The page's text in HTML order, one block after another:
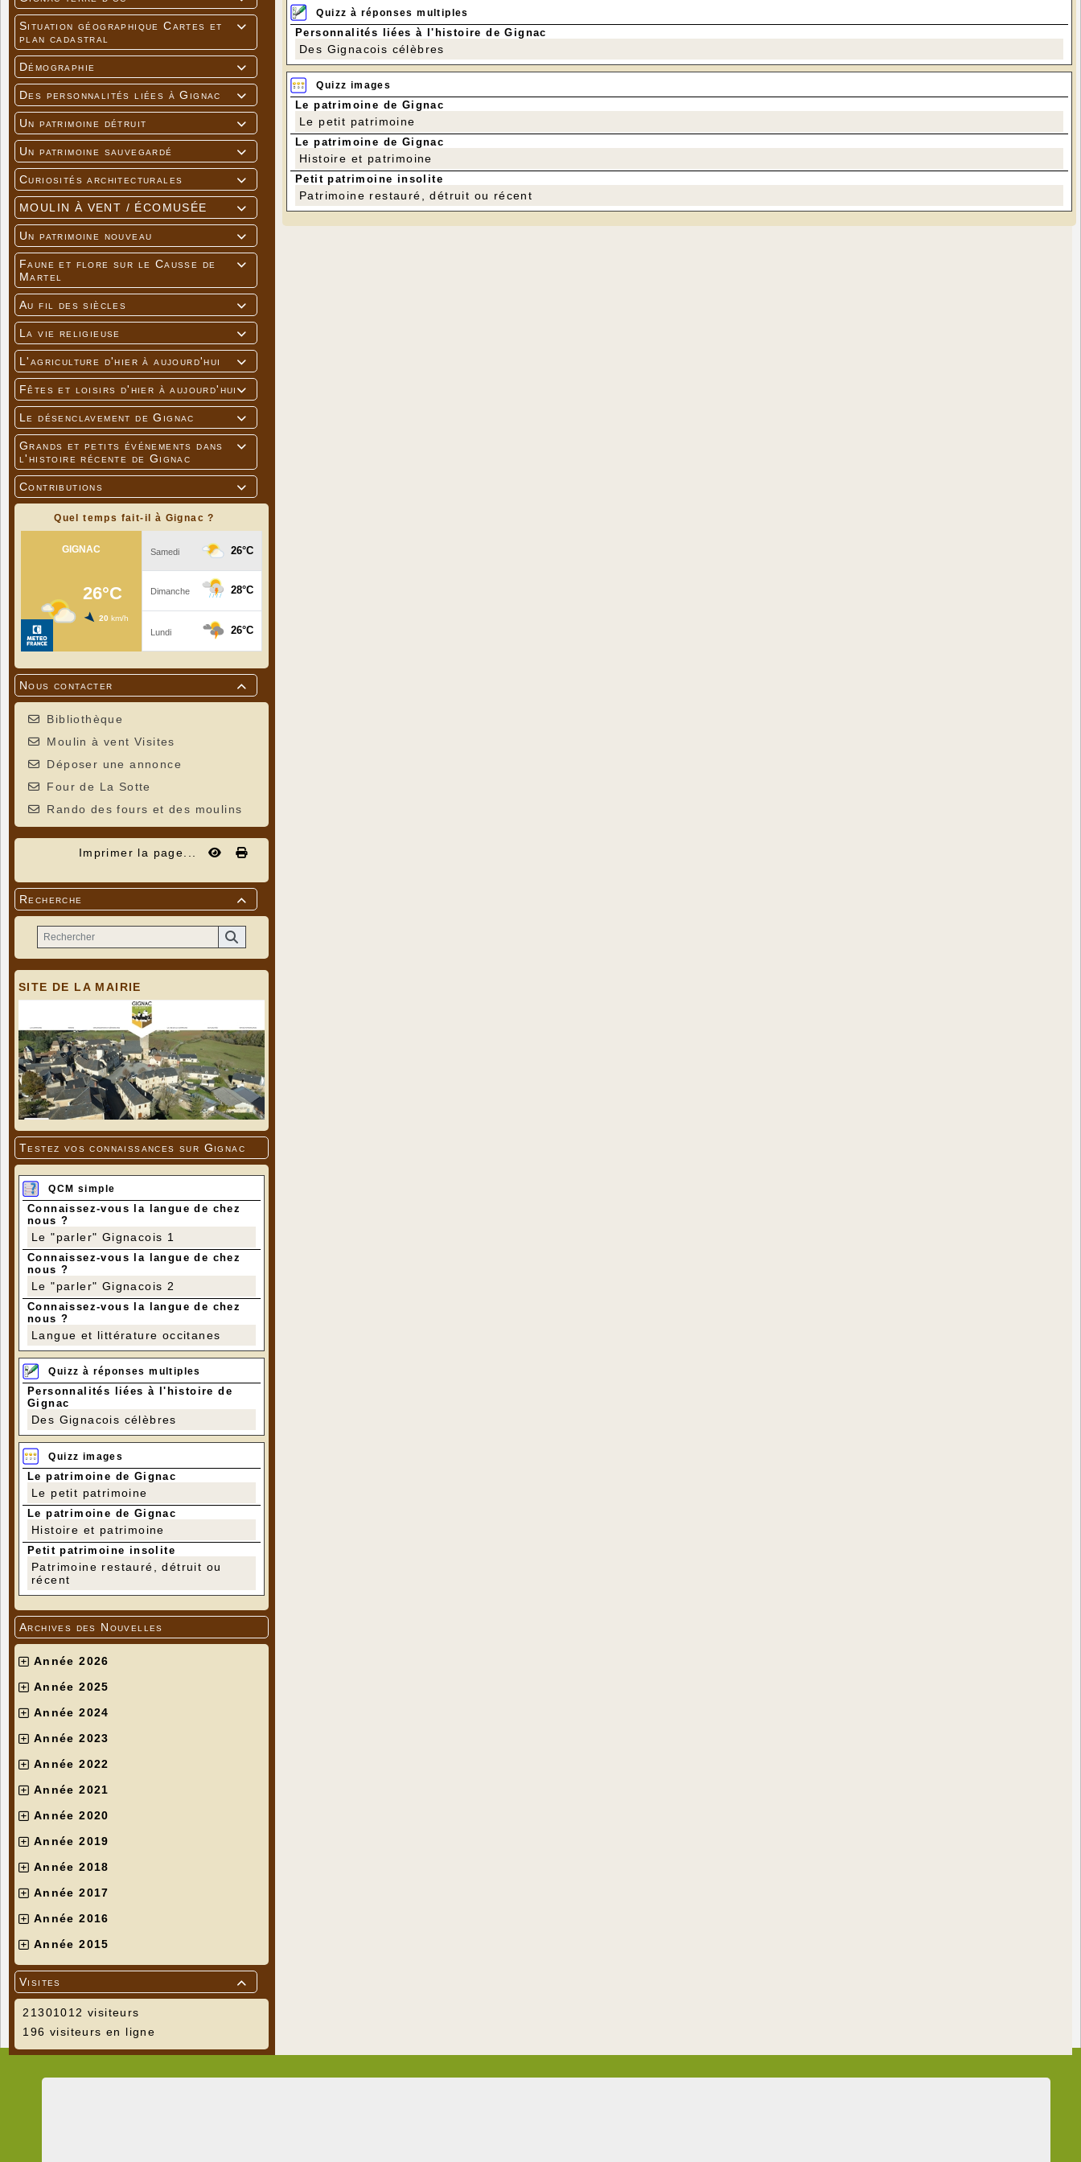

Situation géographique Cartes et
plan cadastral

Démographie

Des personnalités liées à Gignac

Un patrimoine détruit

Un patrimoine sauvegardé

Curiosités architecturales

MOULIN À VENT / ÉCOMUSÉE

Un patrimoine nouveau

Faune et flore sur le Causse de
Martel

Au fil des siècles

La vie religieuse

L'agriculture d'hier à aujourd'hui

Fêtes et loisirs d'hier à aujourd'hui

Le désenclavement de Gignac

Grands et petits événements dans
l'histoire récente de Gignac

Contributions
Quel temps fait-il à Gignac ?

Nous contacter
Bibliothèque
Moulin à vent Visites
Déposer une annonce
Four de La Sotte
Rando des fours et des moulins
Imprimer la page...

Recherche
SITE DE LA MAIRIE
Testez vos connaissances sur Gignac
QCM simple
Connaissez-vous la langue de chez
nous ?
Le "parler" Gignacois 1
Connaissez-vous la langue de chez
nous ?
Le "parler" Gignacois 2
Connaissez-vous la langue de chez
nous ?
Langue et littérature occitanes
Quizz à réponses multiples
Personnalités liées à l'histoire de
Gignac
Des Gignacois célèbres
Quizz images
Le patrimoine de Gignac
Le petit patrimoine
Le patrimoine de Gignac
Histoire et patrimoine
Petit patrimoine insolite
Patrimoine restauré, détruit ou
récent
Archives des Nouvelles
Année 2026
Année 2025
Année 2024
Année 2023
Année 2022
Année 2021
Année 2020
Année 2019
Année 2018
Année 2017
Année 2016
Année 2015

Visites
21301012 visiteurs
196 visiteurs en ligne
Divers.
Quizz à réponses multiples
Personnalités liées à l'histoire de Gignac
Des Gignacois célèbres
Quizz images
Le patrimoine de Gignac
Le petit patrimoine
Le patrimoine de Gignac
Histoire et patrimoine
Petit patrimoine insolite
Patrimoine restauré, détruit ou récent